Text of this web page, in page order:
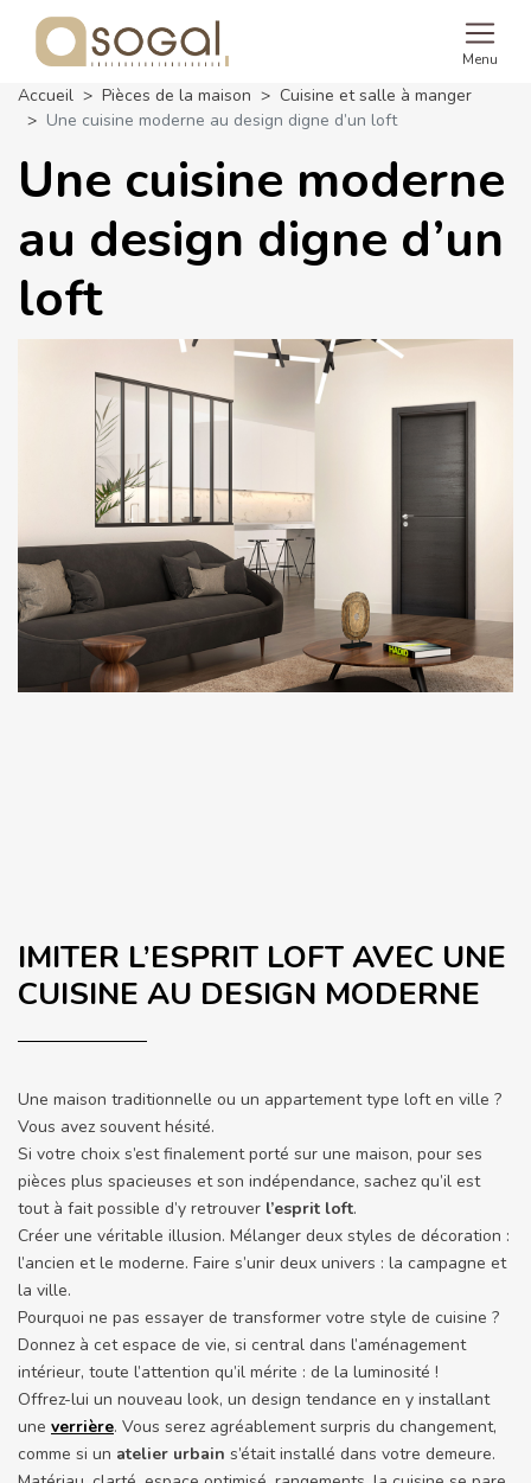
Menu
Accueil Pièces de la maison
Cuisine et salle à manger
Une cuisine moderne au design digne d’un loft
Une cuisine moderne
au design digne d’un
loft
IMITER L’ESPRIT LOFT AVEC UNE
CUISINE AU DESIGN MODERNE
Une maison traditionnelle ou un appartement type loft en ville ?
Vous avez souvent hésité.
Si votre choix s’est finalement porté sur une maison, pour ses
pièces plus spacieuses et son indépendance, sachez qu’il est
tout à fait possible d’y retrouver l’esprit loft.
Créer une véritable illusion. Mélanger deux styles de décoration :
l’ancien et le moderne. Faire s’unir deux univers : la campagne et
la ville.
Pourquoi ne pas essayer de transformer votre style de cuisine ?
Donnez à cet espace de vie, si central dans l’aménagement
intérieur, toute l’attention qu’il mérite : de la luminosité !
Offrez-lui un nouveau look, un design tendance en y installant
une verrière. Vous serez agréablement surpris du changement,
comme si un atelier urbain s’était installé dans votre demeure.